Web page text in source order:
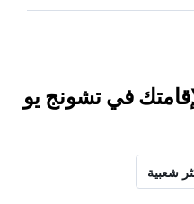
في تشونج يو
شعبية